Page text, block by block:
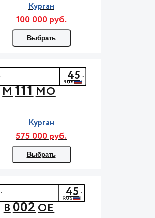
Курган
100 000 руб.
Выбрать
М111МО
45
Курган
575 000 руб.
Выбрать
В002ОЕ
45